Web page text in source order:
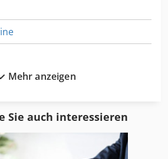
Mehr anzeigen
Sie auch interessieren